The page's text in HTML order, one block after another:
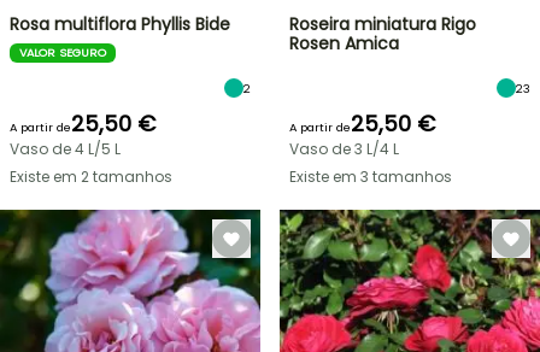
Rosa multiflora Phyllis Bide
VALOR SEGURO
2
A partir de25,50 €
Vaso de 4 L/5 L
Existe em 2 tamanhos
Roseira miniatura Rigo
Rosen Amica
23
A partir de25,50 €
Vaso de 3 L/4 L
Existe em 3 tamanhos